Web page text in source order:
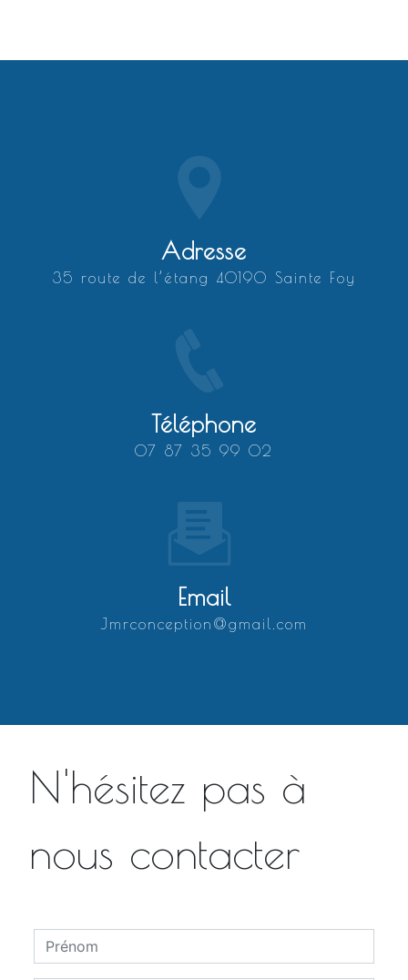
Adresse
35 route de l’étang 40190 Sainte Foy
Téléphone
07 87 35 99 02
Email
jmrconception@gmail.com
N'hésitez pas à
nous contacter